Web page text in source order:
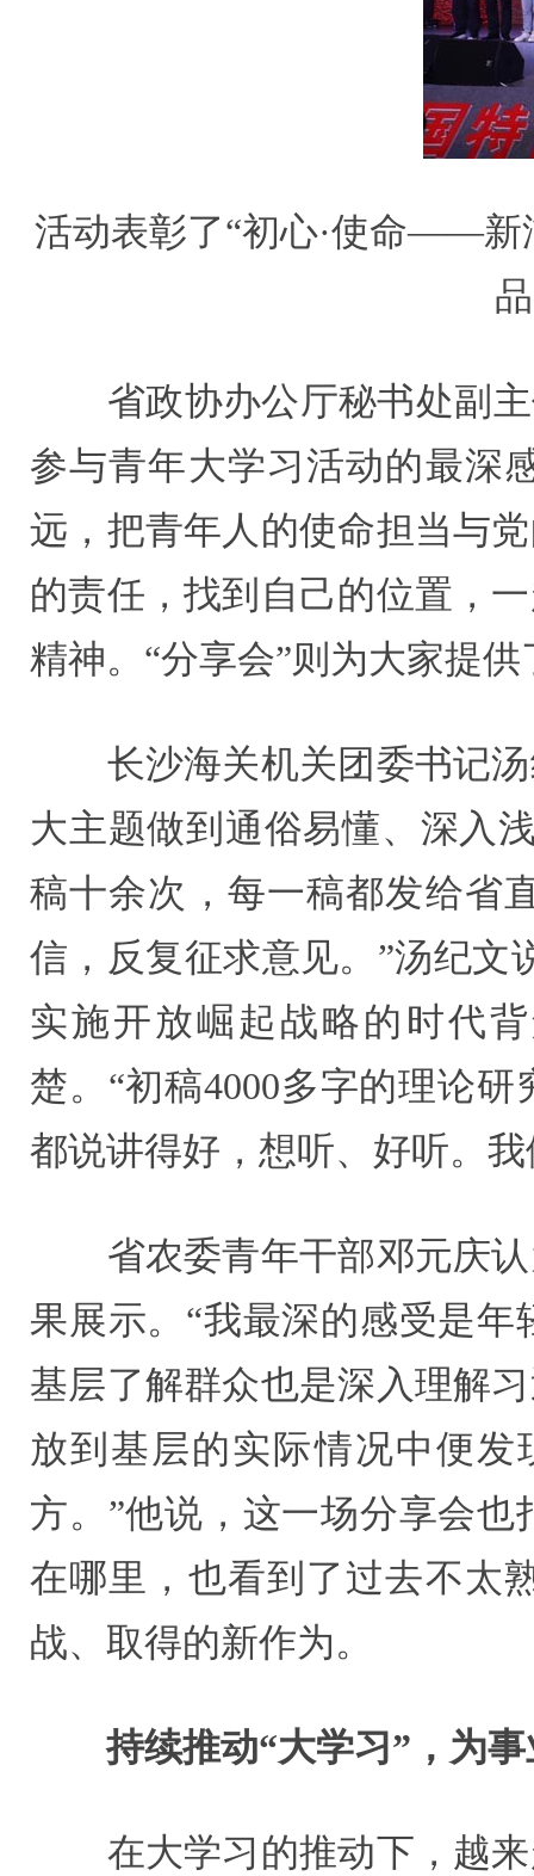
活动表彰了“初心·使命——新
省政协办公厅秘书处副主
参与青年大学习活动的最深
远，把青年人的使命担当与
的责任，找到自己的位置，
精神。“分享会”则为大家提
长沙海关机关团委书记汤
大主题做到通俗易懂、深入
稿十余次，每一稿都发给省
信，反复征求意见。”汤纪文
实施开放崛起战略的时代
楚。“初稿4000多字的理论
都说讲得好，想听、好听。
省农委青年干部邓元庆认
果展示。“我最深的感受是
基层了解群众也是深入理解
放到基层的实际情况中便
方。”他说，这一场分享会
在哪里，也看到了过去不太
战、取得的新作为。
持续推动“大学习”，为事
在大学习的推动下，越来